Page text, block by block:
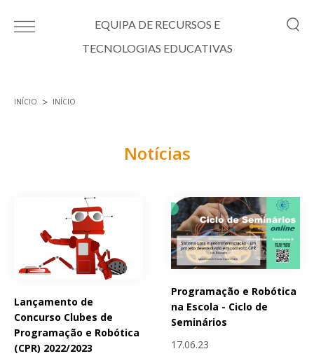
EQUIPA DE RECURSOS E
TECNOLOGIAS EDUCATIVAS
INÍCIO INÍCIO
Notícias
Lançamento de
Concurso Clubes de
Programação e Robótica
(CPR) 2022/2023
Programação e Robótica
na Escola - Ciclo de
Seminários
17.06.23
Páginas